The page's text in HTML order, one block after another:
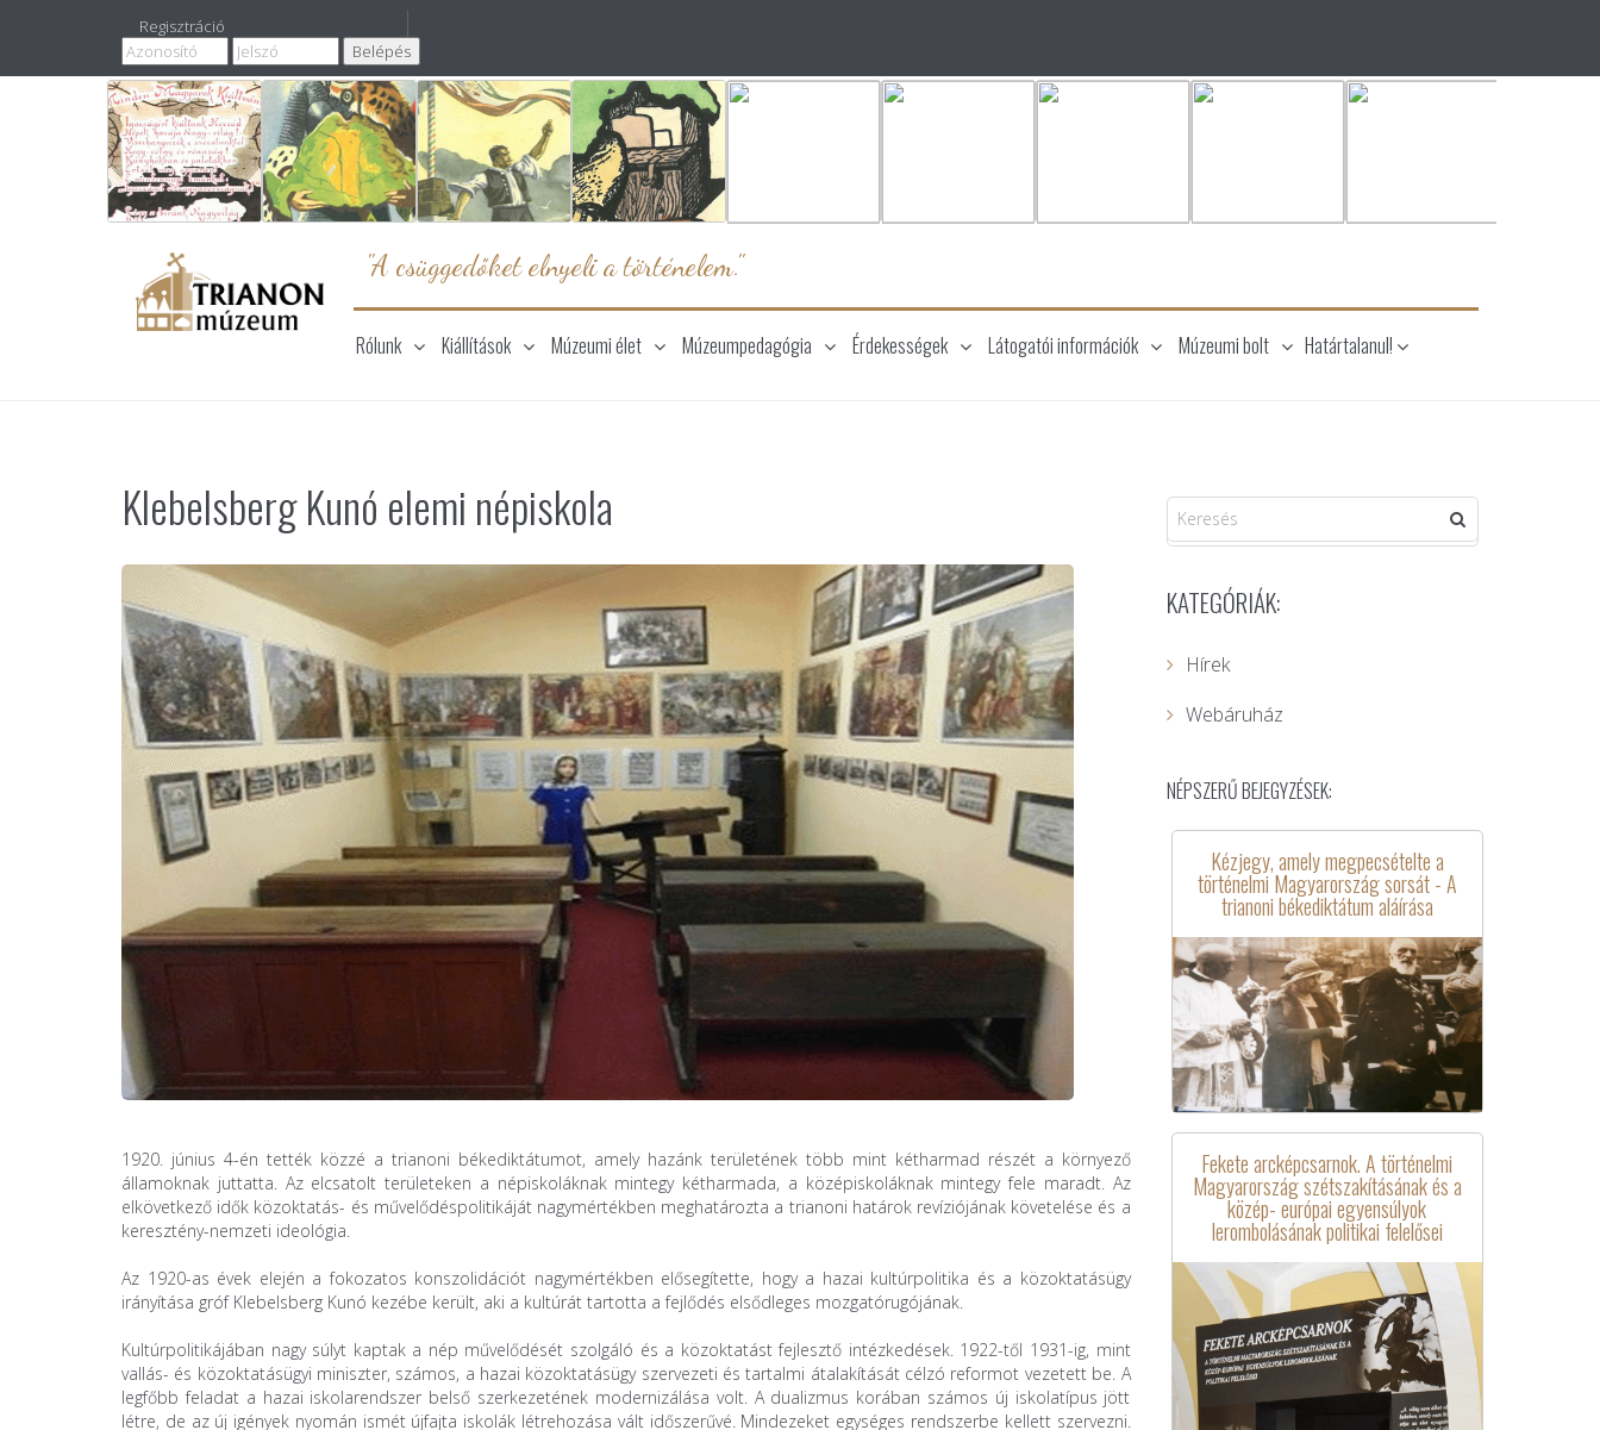
Regisztráció
"A csüggedőket elnyeli a történelem."
Rólunk Kiállítások Múzeumi élet Múzeumpedagógia Érdekességek Látogatói információk Múzeumi bolt Határtalanul!
Klebelsberg Kunó elemi népiskola
1920. június 4-én tették közzé a trianoni békediktátumot, amely hazánk területének több mint kétharmad részét a környező
államoknak juttatta. Az elcsatolt területeken a népiskoláknak mintegy kétharmada, a középiskoláknak mintegy fele maradt. Az
elkövetkező idők közoktatás- és művelődéspolitikáját nagymértékben meghatározta a trianoni határok revíziójának követelése és a
keresztény-nemzeti ideológia.
Az 1920-as évek elején a fokozatos konszolidációt nagymértékben elősegítette, hogy a hazai kultúrpolitika és a közoktatásügy
irányítása gróf Klebelsberg Kunó kezébe került, aki a kultúrát tartotta a fejlődés elsődleges mozgatórugójának.
Kultúrpolitikájában nagy súlyt kaptak a nép művelődését szolgáló és a közoktatást fejlesztő intézkedések. 1922-től 1931-ig, mint
vallás- és közoktatásügyi miniszter, számos, a hazai közoktatásügy szervezeti és tartalmi átalakítását célzó reformot vezetett be. A
legfőbb feladat a hazai iskolarendszer belső szerkezetének modernizálása volt. A dualizmus korában számos új iskolatípus jött
létre, de az új igények nyomán ismét újfajta iskolák létrehozása vált időszerűvé. Mindezeket egységes rendszerbe kellett szervezni.
KATEGÓRIÁK:
Hírek
Webáruház
NÉPSZERŰ BEJEGYZÉSEK:
Kézjegy, amely megpecsételte a
történelmi Magyarország sorsát - A
trianoni békediktátum aláírása
Fekete arcképcsarnok. A történelmi
Magyarország szétszakításának és a
közép- európai egyensúlyok
lerombolásának politikai felelősei